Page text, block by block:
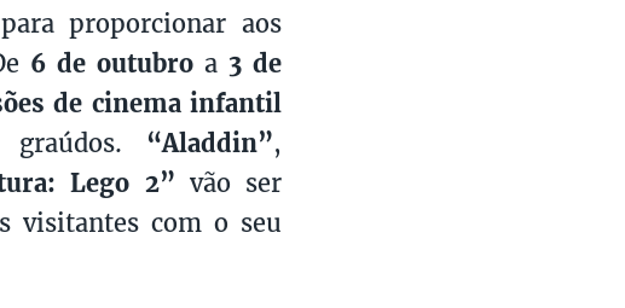
proporcionar aos
6 de outubro a 3 de
de cinema infantil
“Aladdin”,
Lego 2” vão ser
visitantes com o seu